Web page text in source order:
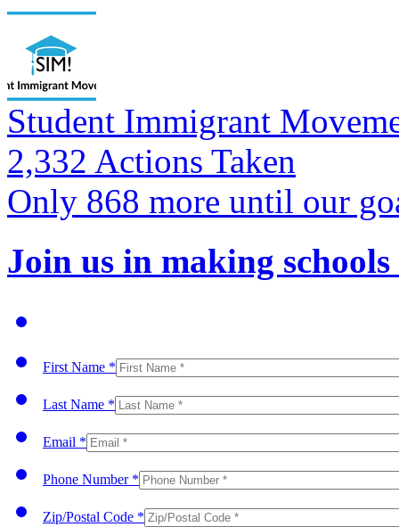
Student Immigrant
2,332 Actions Taken
Only 868 more until our
Join us in making
First Name *
Last Name *
Email *
Phone Number *
Zip/Postal Code *